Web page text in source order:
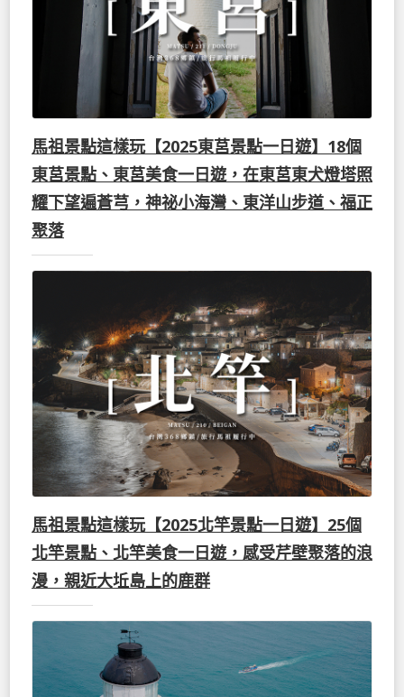
馬祖景點這樣玩【2025東莒景點一日遊】18個
東莒景點、東莒美食一日遊，在東莒東犬燈塔照
耀下望遍蒼芎，神祕小海灣、東洋山步道、福正
聚落
馬祖景點這樣玩【2025北竿景點一日遊】25個
北竿景點、北竿美食一日遊，感受芹壁聚落的浪
漫，親近大坵島上的鹿群